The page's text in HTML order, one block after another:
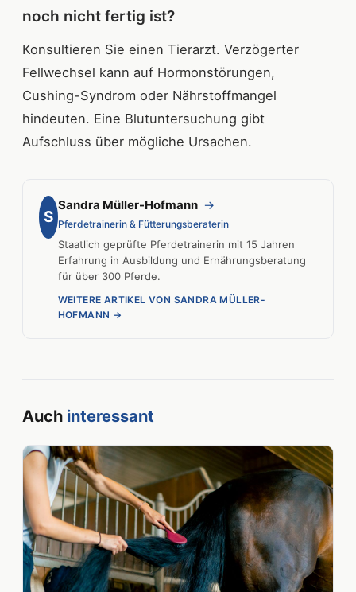
noch nicht fertig ist?
Konsultieren Sie einen Tierarzt. Verzögerter
Fellwechsel kann auf Hormonstörungen,
Cushing-Syndrom oder Nährstoffmangel
hindeuten. Eine Blutuntersuchung gibt
Aufschluss über mögliche Ursachen.
S
Sandra Müller-Hofmann →
Pferdetrainerin & Fütterungsberaterin
Staatlich geprüfte Pferdetrainerin mit 15 Jahren
Erfahrung in Ausbildung und Ernährungsberatung
für über 300 Pferde.
WEITERE ARTIKEL VON SANDRA MÜLLER-
HOFMANN →
Auch interessant